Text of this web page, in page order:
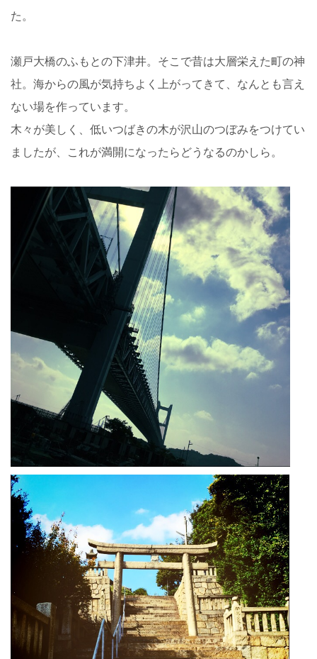
た。
瀬戸大橋のふもとの下津井。そこで昔は大層栄えた町の神
社。海からの風が気持ちよく上がってきて、なんとも言え
ない場を作っています。
木々が美しく、低いつばきの木が沢山のつぼみをつけてい
ましたが、これが満開になったらどうなるのかしら。